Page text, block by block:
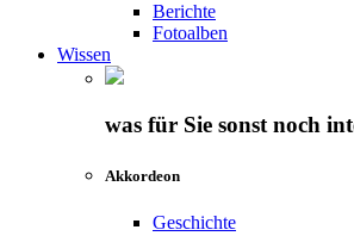
Berichte
Fotoalben
Wissen
was für Sie sonst noch
Akkordeon
Geschichte